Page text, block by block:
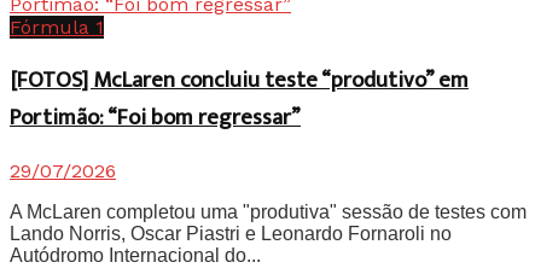
Fórmula 1
[FOTOS] McLaren concluiu teste “produtivo” em
Portimão: “Foi bom regressar”
29/07/2026
A McLaren completou uma "produtiva" sessão de testes com
Lando Norris, Oscar Piastri e Leonardo Fornaroli no
Autódromo Internacional do...